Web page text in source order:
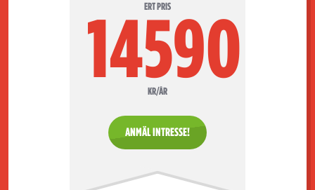
ERT PRIS
14590
KR/ÅR
ANMÄL INTRESSE!